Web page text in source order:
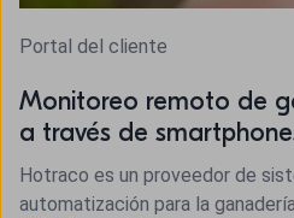
Portal del cliente
Monitoreo remoto de
a través de
Hotraco es un proveedor de
automatización para la